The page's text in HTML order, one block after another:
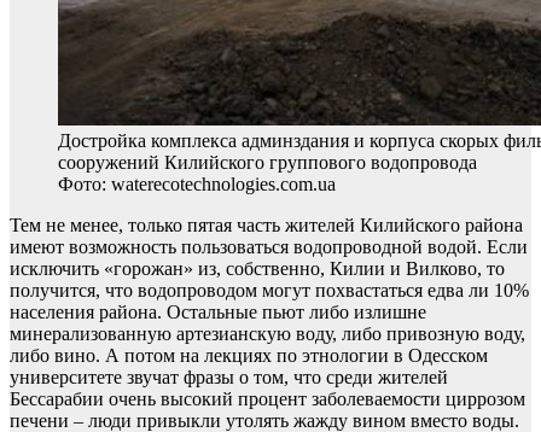
Достройка комплекса админздания и корпуса скорых
сооружений Килийского группового водопровода
Фото: waterecotechnologies.com.uа
Тем не менее, только пятая часть жителей Килийского района
имеют возможность пользоваться водопроводной водой. Если
исключить «горожан» из, собственно, Килии и Вилково, то
получится, что водопроводом могут похвастаться едва ли 10%
населения района. Остальные пьют либо излишне
минерализованную артезианскую воду, либо привозную воду,
либо вино. А потом на лекциях по этнологии в Одесском
университете звучат фразы о том, что среди жителей
Бессарабии очень высокий процент заболеваемости циррозом
печени – люди привыкли утолять жажду вином вместо воды.